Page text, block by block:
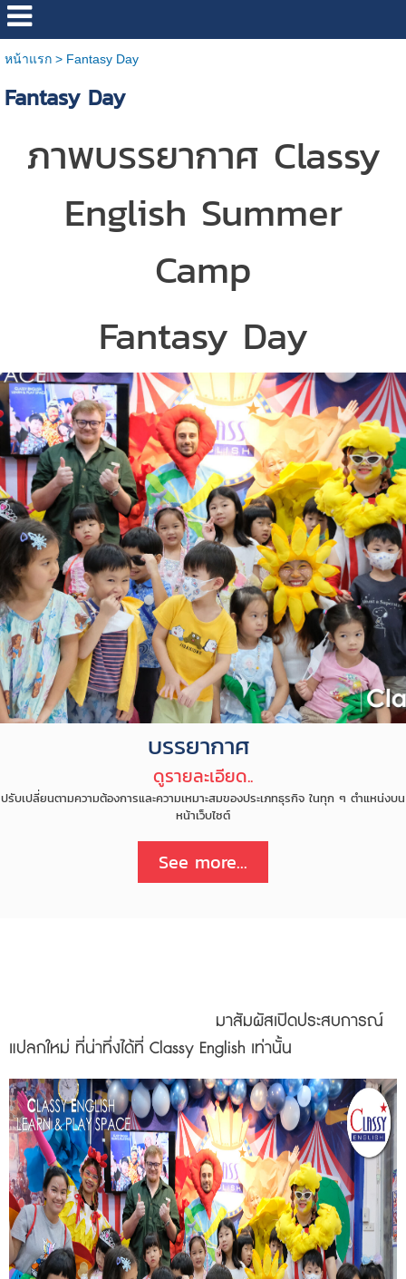
หน้าแรก> Fantasy Day
Fantasy Day
ภาพบรรยากาศ Classy
English Summer
Camp
Fantasy Day
บรรยากาศ
ดูรายละเอียด..
ปรับเปลี่ยนตามความต้องการและความเหมาะสมของประเภทธุรกิจ ในทุก ๆ ตำแหน่งบน
หน้าเว็บไซต์
See more...
มาสัมผัสเปิดประสบการณ์
แปลกใหม่ ที่น่าทึ่งได้ที่ Classy English เท่านั้น